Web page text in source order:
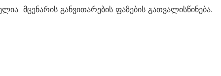
მცენარის განვითარების ფაზების გათვალისწინება.